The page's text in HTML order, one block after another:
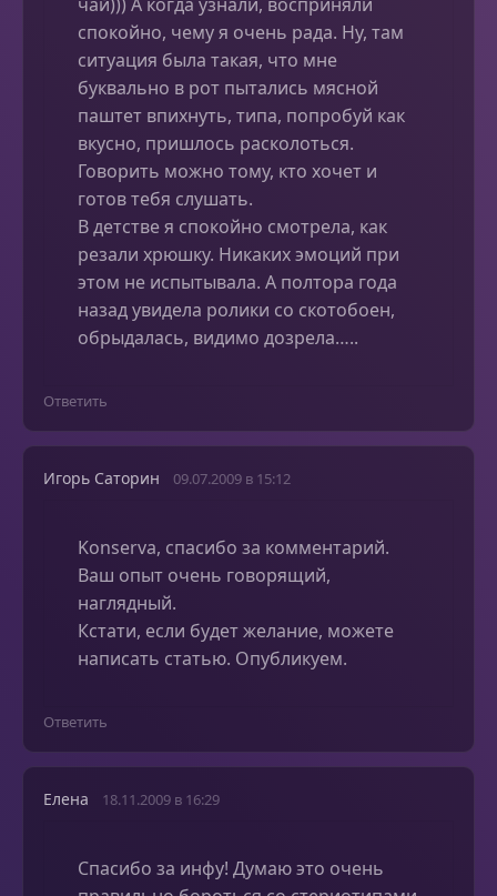
спокойно, чему я очень рада. Ну, там
ситуация была такая, что мне
буквально в рот пытались мясной
паштет впихнуть, типа, попробуй как
вкусно, пришлось расколоться.
Говорить можно тому, кто хочет и
готов тебя слушать.
В детстве я спокойно смотрела, как
резали хрюшку. Никаких эмоций при
этом не испытывала. А полтора года
назад увидела ролики со скотобоен,
обрыдалась, видимо дозрела…..
Ответить
Игорь Саторин 09.07.2009 в 15:12
Konserva, спасибо за комментарий.
Ваш опыт очень говорящий,
наглядный.
Кстати, если будет желание, можете
написать статью. Опубликуем.
Ответить
Елена 18.11.2009 в 16:29
Спасибо за инфу! Думаю это очень